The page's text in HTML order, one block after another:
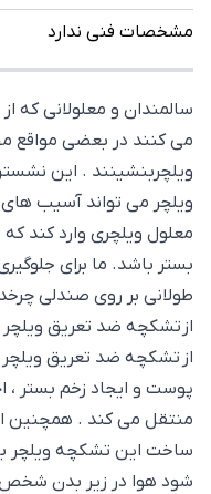
مشخصات فنی ندارد
سالمندان و معلولانی که
می کنند در بعضی مواقع
ویلچربنشینند . این
ویلچر می تواند آسیب
معلول ویلچری وارد کند
بستر باشد. ما برای
طولانی بر روی صندلی
از تشکچه ضد تعریق ویلچر
از تشکچه ضد تعریق ویلچر
پوست و ایجاد زخم بستر
منتقل می کند . همچنین
ساخت این تشکچه ویلچر
شود هوا در زیر بدن شخص